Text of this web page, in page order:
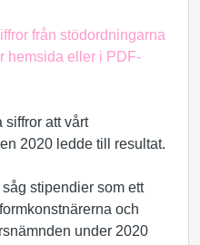
från stödordningarna
hemsida eller i PDF-
siffror att vårt
2020 ledde till resultat.
stipendier som ett
och
under 2020